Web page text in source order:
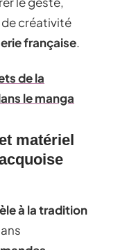
créativité
française.
de la
le manga
matériel
à la tradition